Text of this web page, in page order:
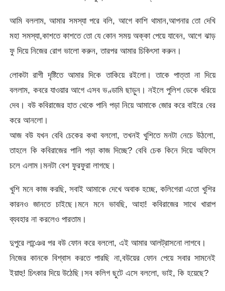
আমি বললাম, আমার সমস্যা পরে বলি, আগে কাশি থামান,আপনার তো দেখি
মহা সমস্যা,কাশতে কাশতে তো যে কোন সময় অক্কা পেয়ে যাবেন, আগে ঝাড়
ফু দিয়ে নিজের রোগ ভালো করুন, তারপর আমার চিকিৎসা করুন।
লোকটা রাগী দৃষ্টিতে আমার দিকে তাকিয়ে রইলো। তাকে পাত্তা না দিয়ে
বললাম, কবরে যাওয়ার আগে এসব ভণ্ডামি ছাড়ুন। নইলে পুলিশ ডেকে ধরিয়ে
দেব। বউ কবিরাজের হাত থেকে পানি পড়া নিয়ে আমাকে জোর করে বাইরে বের
করে আনলো।
আজ বউ যখন বেবি চেকের কথা বললো, তখনই খুশিতে মনটা নেচে উঠলো,
তাহলে কি কবিরাজের পানি পড়া কাজ দিচ্ছে? বেবি চেক কিনে দিয়ে অফিসে
চলে এলাম।মনটা বেশ ফুরফুরা লাগছে।
খুশি মনে কাজ করছি, সবাই আমাকে দেখে অবাক হচ্ছে, কলিগেরা এতো খুশির
কারনও জানতে চাইছে।মনে মনে ভাবছি, আহা! কবিরাজের সাথে খারাপ
ব্যবহার না করলেও পারতাম।
দুপুরে লান্ঞের পর বউ ফোন করে বললো, এই আমার আলট্রাসনো লাগবে।
নিজের কানকে বিশ্বাস করতে পারছি না,বউয়ের ফোন পেয়ে সবার সামনেই
ইয়াহু! চিৎকার দিয়ে উঠেছি।সব কলিগ ছুটে এসে বললো, ভাই, কি হয়েছে?